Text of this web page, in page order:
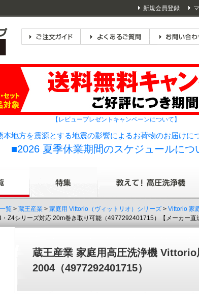
新規会員登録
【レビュープレゼントキャンペーンについて】
地方を震源とする地震の影響によるお荷物のお届けに
■2026 夏季休業期間のスケジュールにつ
覧 > 蔵王産業 > 家庭用 Vittorio（ヴィットリオ）シリーズ > Vittorio 家
Z4シリーズ対応 20m巻き取り可能（4977292401715）【メーカー直
蔵王産業 家庭用高圧洗浄機 Vittorio
2004（4977292401715）